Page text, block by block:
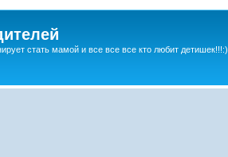
стать мамой и все все все кто любит детишек!!!:)